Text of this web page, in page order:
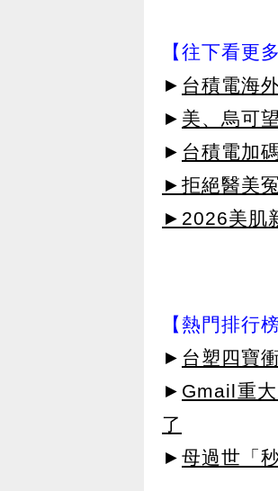
【往下看更多
► 台積電海
► 美、烏可
► 台積電加
►拒絕醫美
►2026美肌
【熱門排行榜
► 台塑四寶
► Gmail重
了
► 母過世「